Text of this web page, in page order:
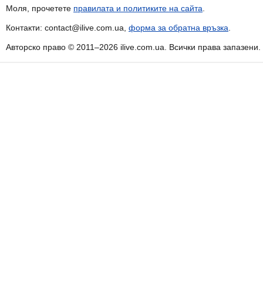
Моля, прочетете правилата и политиките на сайта
Контакти: contact@ilive.com.ua, форма за обратна връзка
Авторско право © 2011–2026 ilive.com.ua. Всички права запазени.